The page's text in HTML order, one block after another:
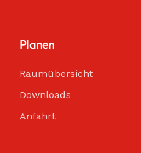
Planen
Raumübersicht
Downloads
Anfahrt